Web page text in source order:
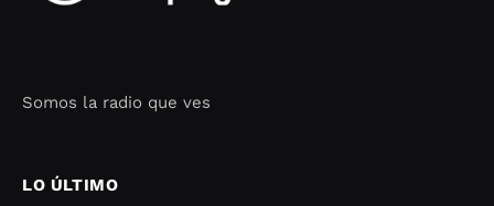
Somos la radio que ves
LO ÚLTIMO